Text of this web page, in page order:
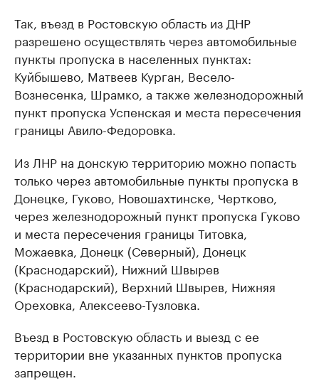
Так, въезд в Ростовскую область из ДНР
разрешено осуществлять через автомобильные
пункты пропуска в населенных пунктах:
Куйбышево, Матвеев Курган, Весело-
Вознесенка, Шрамко, а также железнодорожный
пункт пропуска Успенская и места пересечения
границы Авило-Федоровка.
Из ЛНР на донскую территорию можно попасть
только через автомобильные пункты пропуска в
Донецке, Гуково, Новошахтинске, Чертково,
через железнодорожный пункт пропуска Гуково
и места пересечения границы Титовка,
Можаевка, Донецк (Северный), Донецк
(Краснодарский), Нижний Швырев
(Краснодарский), Верхний Швырев, Нижняя
Ореховка, Алексеево-Тузловка.
Въезд в Ростовскую область и выезд с ее
территории вне указанных пунктов пропуска
запрещен.